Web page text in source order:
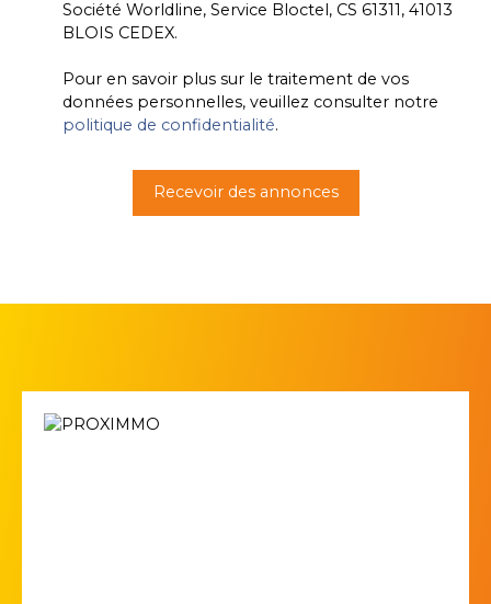
Société Worldline, Service Bloctel, CS 61311, 41013
BLOIS CEDEX.
Pour en savoir plus sur le traitement de vos
données personnelles, veuillez consulter notre
politique de confidentialité.
Recevoir des annonces